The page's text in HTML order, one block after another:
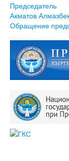
Председатель
Акматов
Обращение